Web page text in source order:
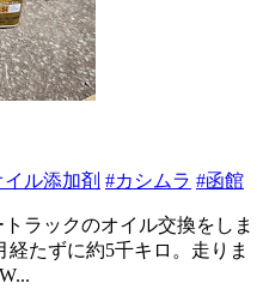
イル添加剤 #カシムラ #函館
ラックのオイル交換をしま
経たずに約5千キロ。走りま